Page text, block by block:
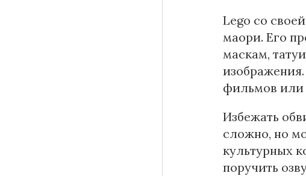
Lego со
маори. Его
маскам,
фильмов или
Избежать
сложно, но
культурных
поручить